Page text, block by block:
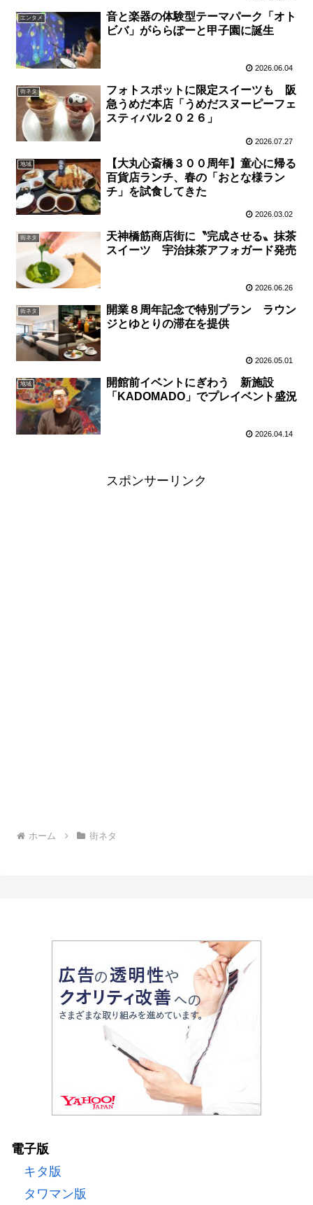
エンタメ
音と楽器の体験型テーマパーク「オト
ビバ」がららぽーと甲子園に誕生
2026.06.04
街ネタ
フォトスポットに限定スイーツも 阪
急うめだ本店「うめだスヌーピーフェ
スティバル２０２６」
2026.07.27
地域
【大丸心斎橋３００周年】童心に帰る
百貨店ランチ、春の「おとな様ラン
チ」を試食してきた
2026.03.02
街ネタ
天神橋筋商店街に〝完成させる〟抹茶
スイーツ 宇治抹茶アフォガード発売
2026.06.26
街ネタ
開業８周年記念で特別プラン ラウン
ジとゆとりの滞在を提供
2026.05.01
地域
開館前イベントにぎわう 新施設
「KADOMADO」でプレイベント盛況
2026.04.14
スポンサーリンク
ホーム 街ネタ
電子版
キタ版
タワマン版